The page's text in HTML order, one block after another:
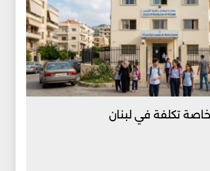
تكلفة في لبنان